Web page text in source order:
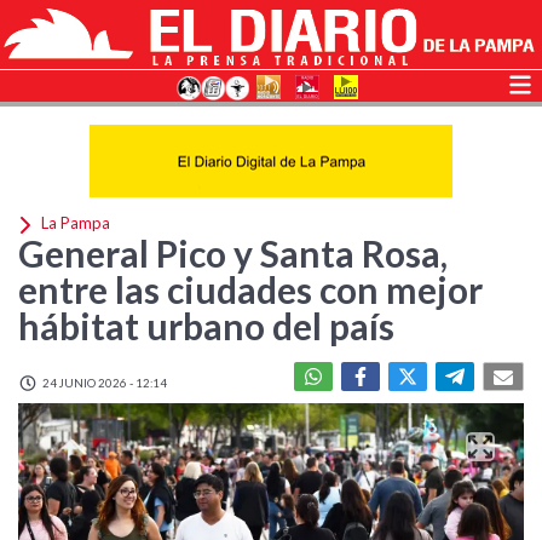
La Pampa
General Pico y Santa Rosa,
entre las ciudades con mejor
hábitat urbano del país
24 JUNIO 2026 - 12:14